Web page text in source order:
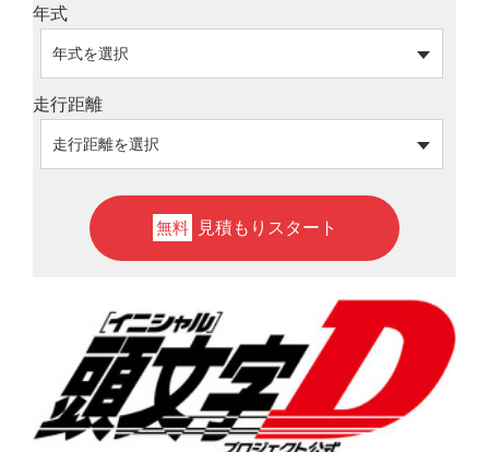
年式
走行距離
無料 見積もりスタート